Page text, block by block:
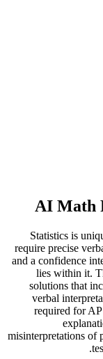
AI Math
Statistics is
require precise
and a confidence
lies within it.
solutions that
verbal
required for
misinterpretations of